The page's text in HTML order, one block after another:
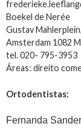
Boekel de Nerée
Gustav
Amsterdam 1082
tel. 020- 795-3953
Áreas: direito
Ortodentistas:
Fernanda